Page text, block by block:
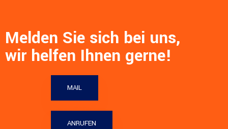
Melden Sie sich bei uns,
wir helfen Ihnen gerne!
MAIL
ANRUFEN